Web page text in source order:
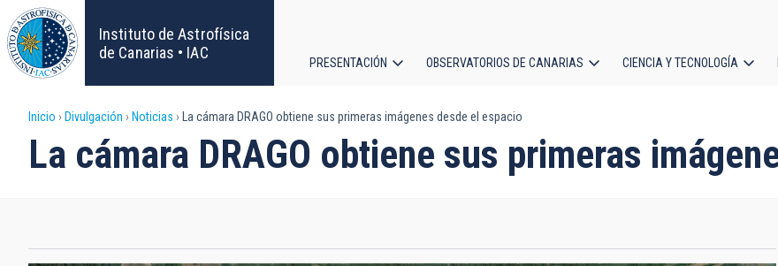
Pasar
al
contenido
principal
Instituto de Astrofísica
de Canarias • IAC
principal
PRESENTACIÓN OBSERVATORIOS DE CANARIAS CIENCIA Y TECNOLOGÍA
Sobrescribir
enlaces
ayuda
Inicio Divulgación Noticias La cámara DRAGO obtiene sus primeras imágenes desde el espacio
La cámara DRAGO obtiene sus primeras